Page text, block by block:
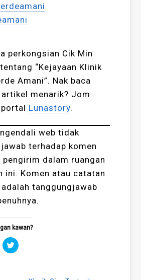
perkongsian Cik Min
“Kejayaan Klinik
Amani”. Nak baca
artikel menarik? Jom
Lunastory.
web tidak
terhadap komen
dalam ruangan
ini. Komen atau catatan
tanggungjawab
kawan?
Click
to
(Opens